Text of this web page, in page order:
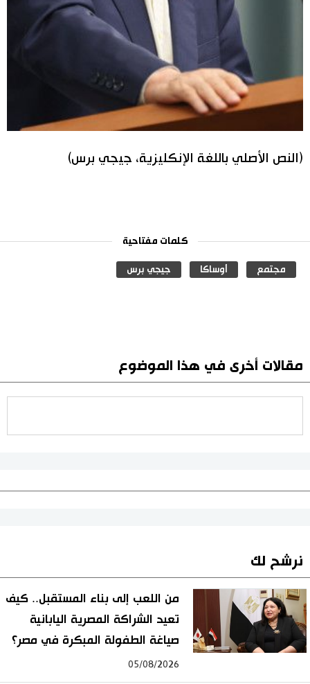
(النص الأصلي باللغة الإنكليزية، جيجي برس)
كلمات مفتاحية
مجتمع أوساكا جيجي برس
مقالات أخرى في هذا الموضوع
نرشح لك
من اللعب إلى بناء المستقبل.. كيف
تعيد الشراكة المصرية اليابانية
صياغة الطفولة المبكرة في مصر؟
05/08/2026